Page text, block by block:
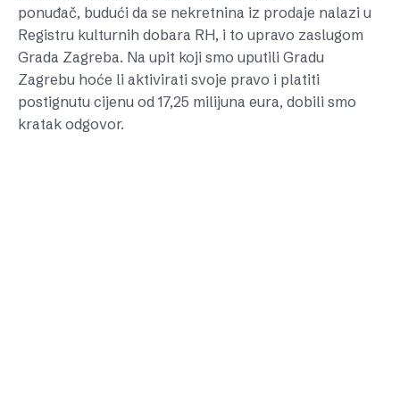
ponuđač, budući da se nekretnina iz prodaje nalazi u
Registru kulturnih dobara RH, i to upravo zaslugom
Grada Zagreba. Na upit koji smo uputili Gradu
Zagrebu hoće li aktivirati svoje pravo i platiti
postignutu cijenu od 17,25 milijuna eura, dobili smo
kratak odgovor.